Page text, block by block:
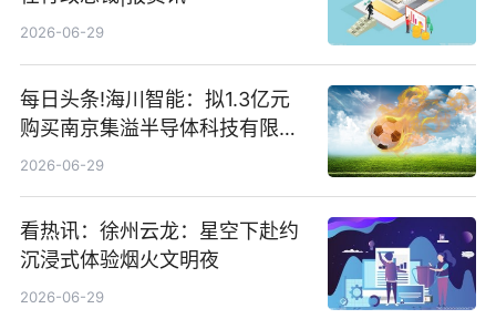
2026-06-29
每日头条!海川智能：拟1.3亿元
购买南京集溢半导体科技有限公
司15.3%股权
2026-06-29
看热讯：徐州云龙：星空下赴约
沉浸式体验烟火文明夜
2026-06-29